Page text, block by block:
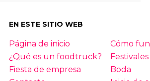
EN ESTE SITIO WEB
Página de inicio
Cómo
¿Qué es un foodtruck?
Festivales
Fiesta de empresa
Boda